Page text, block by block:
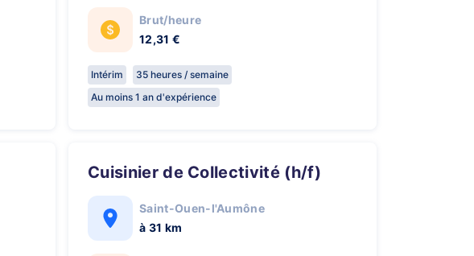
Brut/heure
12,31 €
Intérim
35 heures / semaine
Au moins 1 an d'expérience
Cuisinier de Collectivité (h/f)
Saint-Ouen-l'Aumône
à 31 km